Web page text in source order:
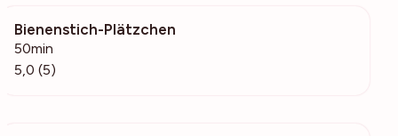
Bienenstich-Plätzchen
50min
5,0 (5)